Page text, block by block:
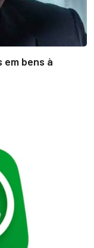
em bens à